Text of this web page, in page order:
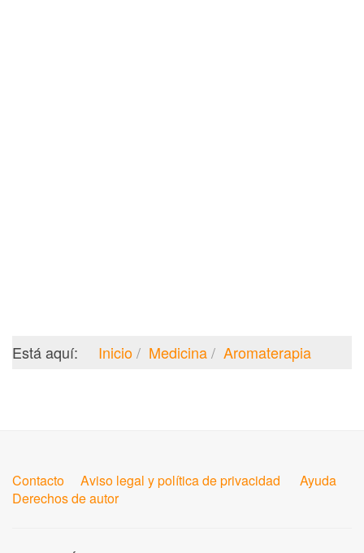
Está aquí: Inicio Medicina Aromaterapia
Contacto Aviso legal y política de privacidad
Ayuda
Derechos de autor